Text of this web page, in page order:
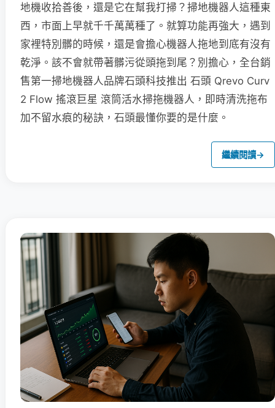
地機收拾善後，還是它在幫我打掃？掃地機器人這種東
西，市面上早就千千萬萬種了。就算功能再強大，遇到
家裡特別髒的時候，還是會擔心機器人拖地到底有沒有
乾淨。該不會就帶著髒污從頭拖到尾？別擔心，全台銷
售第一掃地機器人品牌石頭科技推出 石頭 Qrevo Curv
2 Flow 搖滾巨星 滾筒活水掃拖機器人，即時清洗拖布
加不留水痕的秘訣，石頭最懂你要的是什麼。
繼續閱讀→